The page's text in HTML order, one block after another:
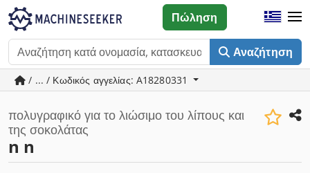
Αναζήτηση
Πώληση
/ ... / Κωδικός αγγελίας: A18280331
πολυγραφικό για το λιώσιμο του λίπους και
της σοκολάτας
n n